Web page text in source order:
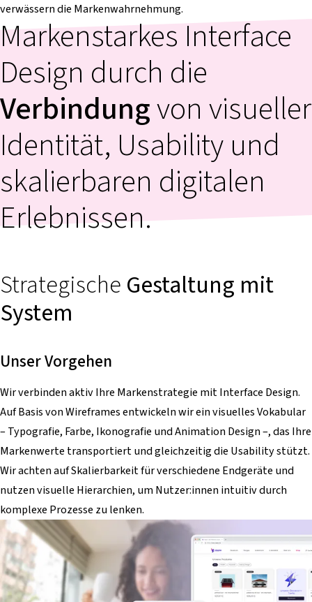
verwässern die Markenwahrnehmung.
Markenstarkes Interface
Design durch die
Verbindungvon visueller
Identität, Usability und
skalierbaren digitalen
Erlebnissen.
Strategische Gestaltung mit
System
Unser Vorgehen
Wir verbinden aktiv Ihre Markenstrategie mit Interface Design.
Auf Basis von Wireframes entwickeln wir ein visuelles Vokabular
– Typografie, Farbe, Ikonografie und Animation Design –, das Ihre
Markenwerte transportiert und gleichzeitig die Usability stützt.
Wir achten auf Skalierbarkeit für verschiedene Endgeräte und
nutzen visuelle Hierarchien, um Nutzer:innen intuitiv durch
komplexe Prozesse zu lenken.